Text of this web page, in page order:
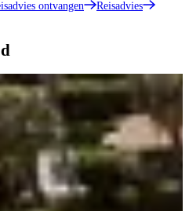
ontvangen
Reisadvies